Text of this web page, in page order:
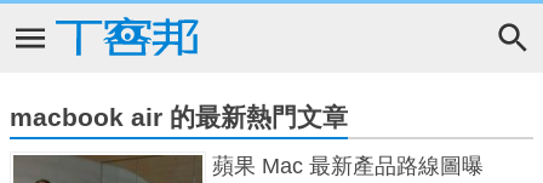
macbook air 的最新熱門文章
蘋果 Mac 最新產品路線圖曝